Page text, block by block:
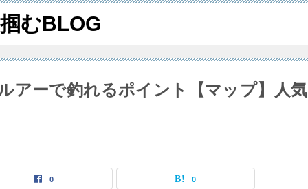
むBLOG
アーで釣れるポイント【マップ】人気
0 0